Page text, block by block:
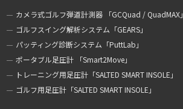
カメラ式ゴルフ弾道計測器 「GCQuad / QuadMAX」
ゴルフスイング解析システム「GEARS」
パッティング診断システム「PuttLab」
ポータブル足圧計 「Smart2Move」
トレーニング用足圧計「SALTED SMART INSOLE」
ゴルフ用足圧計「SALTED SMART INSOLE」